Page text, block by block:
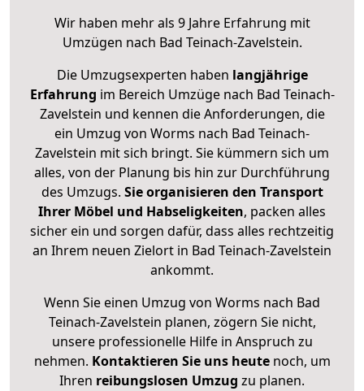
Wir haben mehr als 9 Jahre Erfahrung mit
Umzügen nach Bad Teinach-Zavelstein.
Die Umzugsexperten haben langjährige
Erfahrung im Bereich Umzüge nach Bad Teinach-
Zavelstein und kennen die Anforderungen, die
ein Umzug von Worms nach Bad Teinach-
Zavelstein mit sich bringt. Sie kümmern sich um
alles, von der Planung bis hin zur Durchführung
des Umzugs. Sie organisieren den Transport
Ihrer Möbel und Habseligkeiten, packen alles
sicher ein und sorgen dafür, dass alles rechtzeitig
an Ihrem neuen Zielort in Bad Teinach-Zavelstein
ankommt.
Wenn Sie einen Umzug von Worms nach Bad
Teinach-Zavelstein planen, zögern Sie nicht,
unsere professionelle Hilfe in Anspruch zu
nehmen. Kontaktieren Sie uns heutenoch, um
Ihren reibungslosen Umzug zu planen.